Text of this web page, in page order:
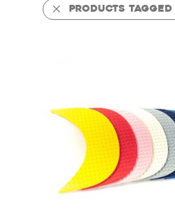
Products tagged